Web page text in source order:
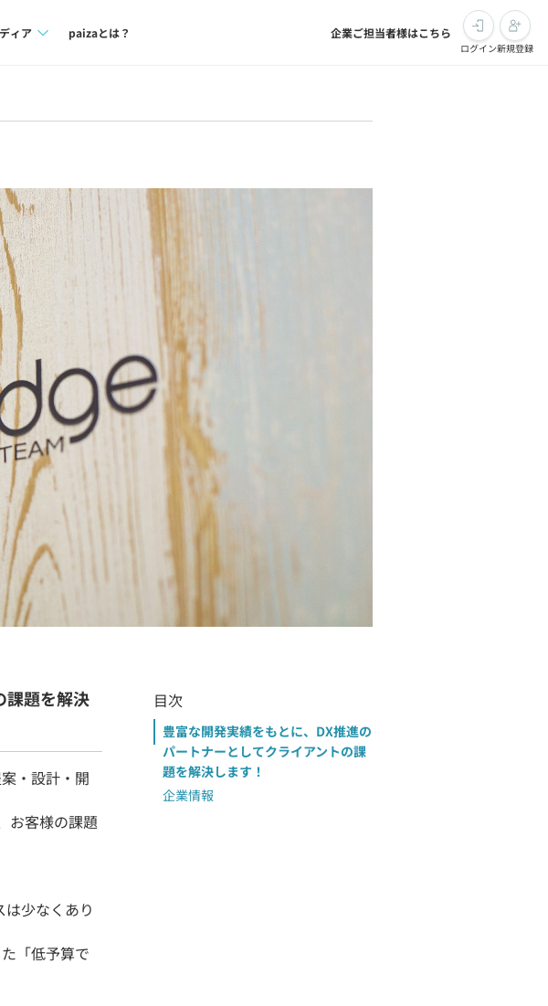
ィア paizaとは？ 企業ご担当者様はこちら
ログイン新規登録
課題を解決
・設計・開
お客様の課題
少なくあり
「低予算で
目次
豊富な開発実績をもとに、DX推進の
パートナーとしてクライアントの課
題を解決します！
企業情報